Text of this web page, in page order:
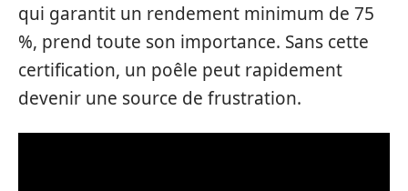
qui garantit un rendement minimum de 75
%, prend toute son importance. Sans cette
certification, un poêle peut rapidement
devenir une source de frustration.